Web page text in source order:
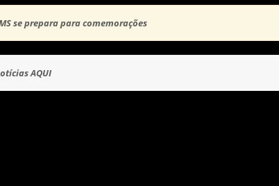
MS se prepara para comemorações
AQUI